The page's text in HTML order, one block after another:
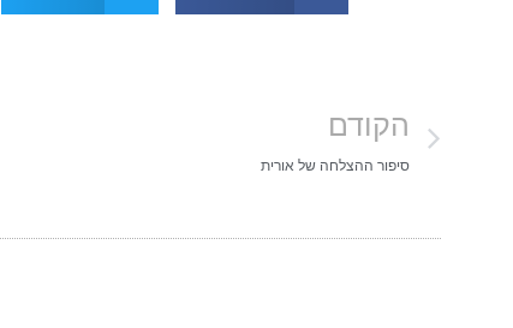
הקודם
סיפור ההצלחה של אורית